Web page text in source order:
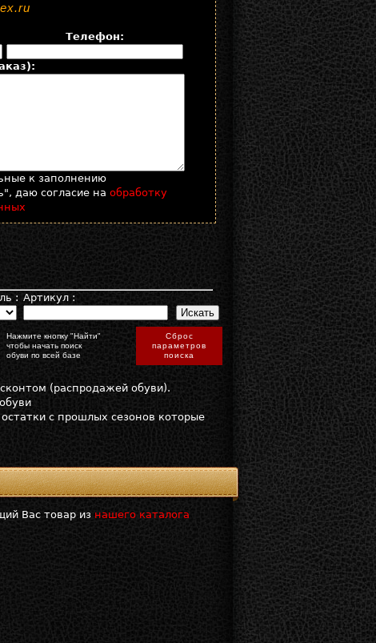
Телефон:
к заполнению
даю согласие на обработку
: Артикул :
Нажмите кнопку "Найти"
чтобы начать поиск
обуви по всей базе
Сброс
параметров
поиска
(распродажей обуви).
с прошлых сезонов которые
Вас товар из нашего каталога